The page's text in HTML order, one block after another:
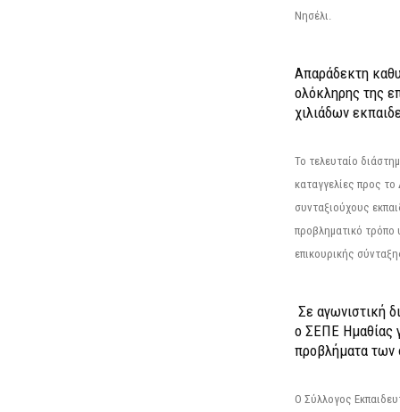
Νησέλι.
Απαράδεκτη
ολόκληρης της
χιλιάδων
Το τελευταίο
καταγγελίες προς
συνταξιούχους
προβληματικό τρόπο
επικουρικής
Σε αγωνιστική
ο ΣΕΠΕ Ημαθίας
προβλήματα των
Ο Σύλλογος